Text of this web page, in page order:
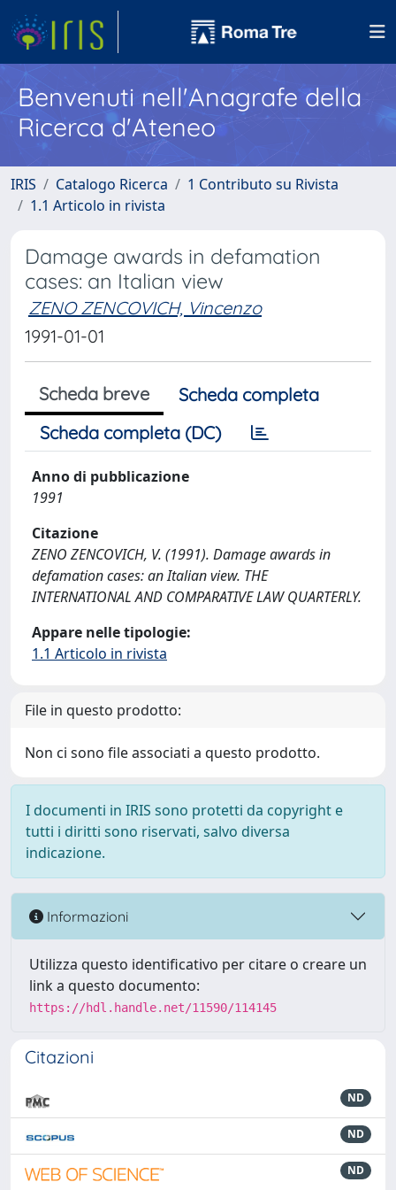
Benvenuti nell'Anagrafe della
Ricerca d'Ateneo
IRIS Catalogo Ricerca
1 Contributo su Rivista
1.1 Articolo in rivista
Damage awards in defamation
cases: an Italian view
ZENO ZENCOVICH, Vincenzo
1991-01-01
Scheda breve
Scheda completa
Scheda completa (DC)
Anno di pubblicazione
1991
Citazione
ZENO ZENCOVICH, V. (1991). Damage awards in
defamation cases: an Italian view. THE
INTERNATIONAL AND COMPARATIVE LAW QUARTERLY.
Appare nelle tipologie:
1.1 Articolo in rivista
File in questo prodotto:
Non ci sono file associati a questo prodotto.
I documenti in IRIS sono protetti da copyright e
tutti i diritti sono riservati, salvo diversa
indicazione.
Informazioni
Utilizza questo identificativo per citare o creare un
link a questo documento:
https://hdl.handle.net/11590/114145
Citazioni
ND
ND
ND